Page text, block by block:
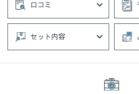
口コミ
セット内容